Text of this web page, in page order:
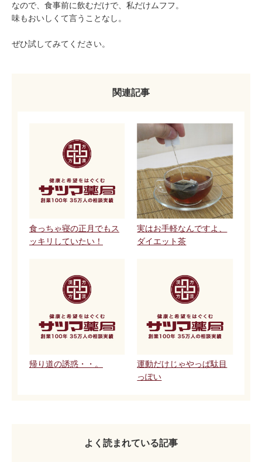
なので、食事前に飲むだけで、私だけムフフ。
味もおいしくて言うことなし。
ぜひ試してみてください。
関連記事
食っちゃ寝の正月でもス
ッキリしていたい！
実はお手軽なんですよ、
ダイエット茶
帰り道の誘惑・・。
運動だけじゃやっぱ駄目
っぽい
よく読まれている記事